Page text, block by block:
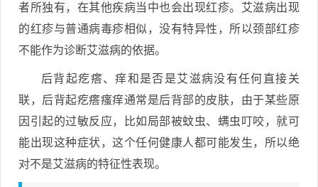
者所独有，在其他疾病当中也会出现红疹。艾滋病出现
的红疹与普通病毒疹相似，没有特异性，所以颈部红疹
不能作为诊断艾滋病的依据。
后背起疙瘩、痒和是否是艾滋病没有任何直接关
联，后背起疙瘩瘙痒通常是后背部的皮肤，由于某些原
因引起的过敏反应，比如局部被蚊虫、螨虫叮咬，就可
能出现这种症状，这个任何健康人都可能发生，所以绝
对不是艾滋病的特征性表现。